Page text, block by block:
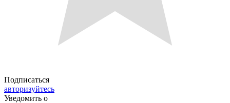
Подписаться
авторизуйтесь
Уведомить о